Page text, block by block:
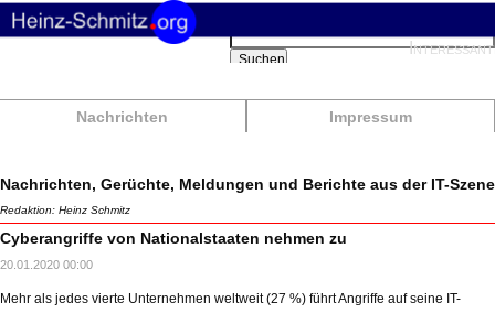
Nachrichten Impressum
Suchbegriffe
Suchen
Nachrichten, Gerüchte, Meldungen und Berichte aus der IT-Szene
Redaktion: Heinz Schmitz
Cyberangriffe von Nationalstaaten nehmen zu
20.01.2020 00:00
Mehr als jedes vierte Unternehmen weltweit (27 %) führt Angriffe auf seine IT-